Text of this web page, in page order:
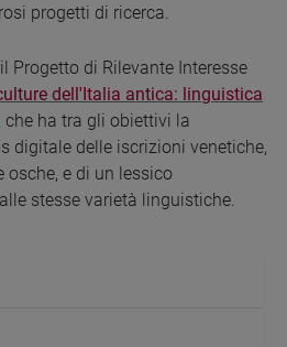
progetti di ricerca.
Progetto di Rilevante Interesse
dell'Italia antica: linguistica
che ha tra gli obiettivi la
digitale delle iscrizioni venetiche,
osche, e di un lessico
stesse varietà linguistiche.